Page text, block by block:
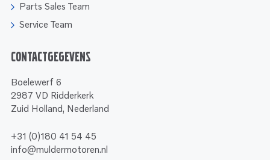
Parts Sales Team
Service Team
Contactgegevens
Boelewerf 6
2987 VD Ridderkerk
Zuid Holland, Nederland
+31 (0)180 41 54 45
info@muldermotoren.nl